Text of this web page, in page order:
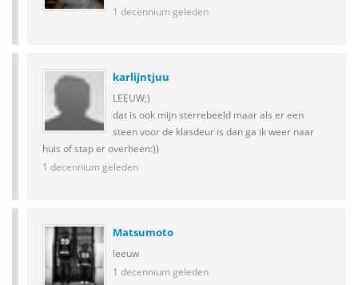
1 decennium geleden
karlijntjuu
LEEUW;)
dat is ook mijn sterrebeeld maar als er een
steen voor de klasdeur is dan ga ik weer naar
huis of stap er overheen:))
1 decennium geleden
Matsumoto
leeuw
1 decennium geleden